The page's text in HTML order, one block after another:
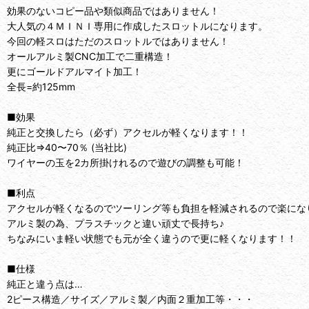
効果のないコピー品や類似商品ではありません！
大人気の４ＭＩＮＩ専用に作成したスロットルになります。
今回の軽スロはただのスロットルではありません！
オールアルミ製CNC加工で二重構造！
更にゴールドアルマイト加工！
全長=約125mm
■効果
純正と交換したら（必ず）アクセルが軽くなります！！
純正比⇒40〜70％ (当社比)
ワイヤーの玉を2カ所掛けれるので遊びの調整も可能！
■利点
アクセルが軽くなるのでツーリング等も負担を軽減されるので楽に
アルミ製の為、プラスチックと違い頑丈で長持ち♪
ちなみにいま軽い状態でも元が全く違うので更に軽くなります！！
■仕様
純正と違う点は…
2ピース構造／サイズ／アルミ製／内面２重加工等・・・